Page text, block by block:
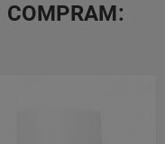
COMPRAM: